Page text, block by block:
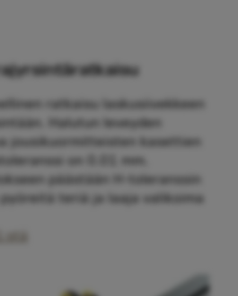
ratkaisu laskusiivekkeen
Halutun leveyden
jousikuormitteisten kasettien
on 0.01 mm.
päästään H-toleranssin
teriä ja laaja valikoima